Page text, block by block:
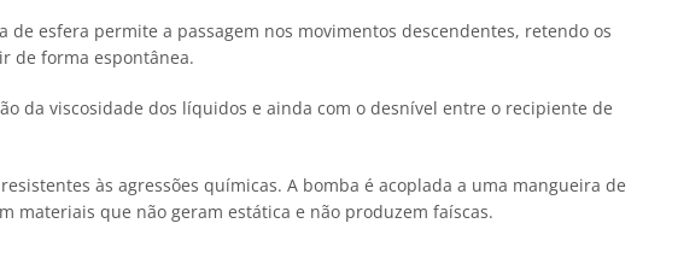
de esfera permite a passagem nos movimentos descendentes, retendo os
de forma espontânea.
da viscosidade dos líquidos e ainda com o desnível entre o recipiente de
às agressões químicas. A bomba é acoplada a uma mangueira de
materiais que não geram estática e não produzem faíscas.